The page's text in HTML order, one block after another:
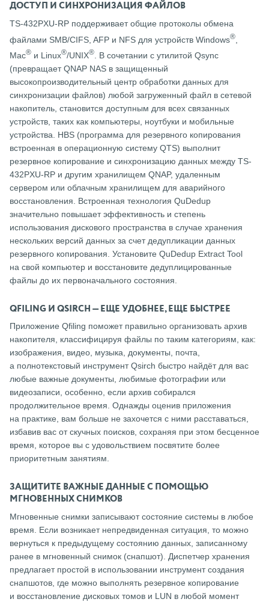
ДОСТУП И СИНХРОНИЗАЦИЯ ФАЙЛОВ
TS-432PXU-RP поддерживает общие протоколы обмена
файлами SMB/CIFS, AFP и NFS для устройств Windows®
Mac® и Linux®/UNIX®
. В сочетании с утилитой Qsync
(превращает QNAP NAS в защищенный
высокопроизводительный центр обработки данных для
синхронизации файлов) любой загруженный файл в сетевой
накопитель, становится доступным для всех связанных
устройств, таких как компьютеры, ноутбуки и мобильные
устройства. HBS (программа для резервного копирования
встроенная в операционную систему QTS) выполнит
резервное копирование и синхронизацию данных между TS-
432PXU-RP и другим хранилищем QNAP, удаленным
сервером или облачным хранилищем для аварийного
восстановления. Встроенная технология QuDedup
значительно повышает эффективность и степень
использования дискового пространства в случае хранения
нескольких версий данных за счет дедупликации данных
резервного копирования. Установите QuDedup Extract Tool
на свой компьютер и восстановите дедуплицированные
файлы до их первоначального состояния.
QFILING И QSIRCH — ЕЩЕ УДОБНЕЕ, ЕЩЕ БЫСТРЕЕ
Приложение Qfiling поможет правильно организовать архив
накопителя, классифицируя файлы по таким категориям, как:
изображения, видео, музыка, документы, почта,
а полнотекстовый инструмент Qsirch быстро найдёт для вас
любые важные документы, любимые фотографии или
видеозаписи, особенно, если архив собирался
продолжительное время. Однажды оценив приложения
на практике, вам больше не захочется с ними расставаться,
избавив вас от скучных поисков, сохраняя при этом бесценное
время, которое вы с удовольствием посвятите более
приоритетным занятиям.
ЗАЩИТИТЕ ВАЖНЫЕ ДАННЫЕ С ПОМОЩЬЮ
МГНОВЕННЫХ СНИМКОВ
Мгновенные снимки записывают состояние системы в любое
время. Если возникает непредвиденная ситуация, то можно
вернуться к предыдущему состоянию данных, записанному
ранее в мгновенный снимок (снапшот). Диспетчер хранения
предлагает простой в использовании инструмент создания
снапшотов, где можно выполнять резервное копирование
и восстановление дисковых томов и LUN в любой момент